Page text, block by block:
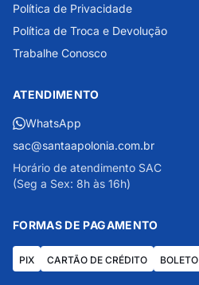
Política de Privacidade
Política de Troca e Devolução
Trabalhe Conosco
ATENDIMENTO
WhatsApp
sac@santaapolonia.com.br
Horário de atendimento SAC
(Seg a Sex: 8h às 16h)
FORMAS DE PAGAMENTO
PIX CARTÃO DE CRÉDITO BOLETO